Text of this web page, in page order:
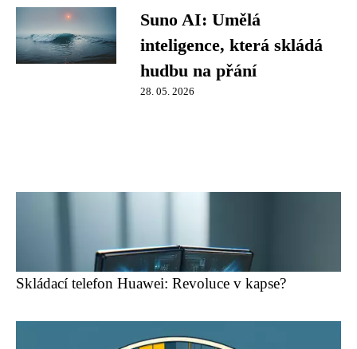
Suno AI: Umělá
inteligence, která skládá
hudbu na přání
28. 05. 2026
Skládací telefon Huawei: Revoluce v kapse?